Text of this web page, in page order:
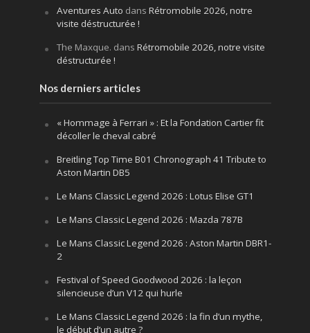
Aventures Auto dans Rétromobile 2026, notre
visite déstructurée !
The Maxque. dans Rétromobile 2026, notre visite
déstructurée !
Nos derniers articles
« Hommage à Ferrari » : Et la Fondation Cartier fit
décoller le cheval cabré
Breitling Top Time B01 Chronograph 41 Tribute to
Aston Martin DB5
Le Mans Classic Legend 2026 : Lotus Elise GT1
Le Mans Classic Legend 2026 : Mazda 787B
Le Mans Classic Legend 2026 : Aston Martin DBR1-
2
Festival of Speed Goodwood 2026 : la leçon
silencieuse d’un V12 qui hurle
Le Mans Classic Legend 2026 : la fin d’un mythe,
le début d’un autre ?